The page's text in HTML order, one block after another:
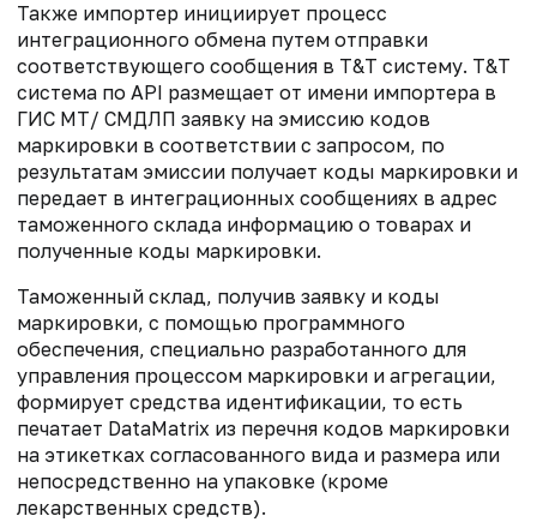
Также импортер инициирует процесс
интеграционного обмена путем отправки
соответствующего сообщения в T&T систему. T&T
система по API размещает от имени импортера в
ГИС МТ/ СМДЛП заявку на эмиссию кодов
маркировки в соответствии с запросом, по
результатам эмиссии получает коды маркировки и
передает в интеграционных сообщениях в адрес
таможенного склада информацию о товарах и
полученные коды маркировки.
Таможенный склад, получив заявку и коды
маркировки, с помощью программного
обеспечения, специально разработанного для
управления процессом маркировки и агрегации,
формирует средства идентификации, то есть
печатает DataMatrix из перечня кодов маркировки
на этикетках согласованного вида и размера или
непосредственно на упаковке (кроме
лекарственных средств).